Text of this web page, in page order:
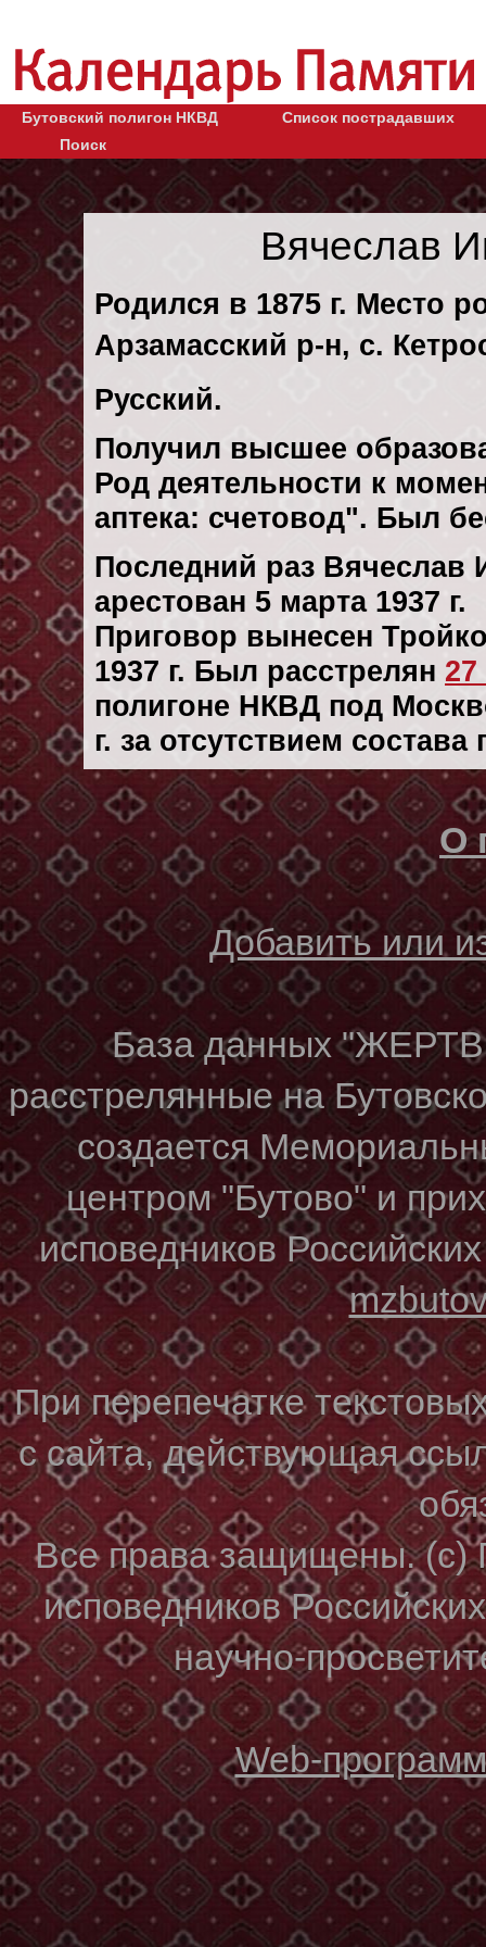
Бутовский полигон НКВД
Список пострадавших
Поиск
Вячеслав
Родился в 1875 г. Место
Арзамасский р-н, с.
Русский.
Получил высшее
Род деятельности к
аптека: счетовод". Был
Последний раз
арестован 5 марта 1937 г.
Приговор вынесен
1937 г. Был расстрелян 27
полигоне НКВД под
г. за отсутствием
О
Добавить или
База данных
расстрелянные на
создается
центром "Бутово" и
исповедников
При перепечатке
с сайта, действующая
Все права защищены. (с)
исповедников
научно-
Web-